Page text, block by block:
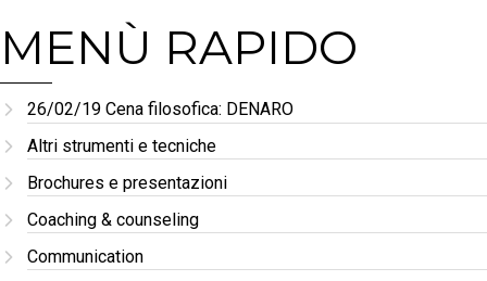
MENÙ RAPIDO
26/02/19 Cena filosofica: DENARO
Altri strumenti e tecniche
Brochures e presentazioni
Coaching & counseling
Communication